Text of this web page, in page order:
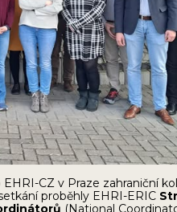
CZ v Praze zahraniční
proběhly EHRI-ERIC
(National